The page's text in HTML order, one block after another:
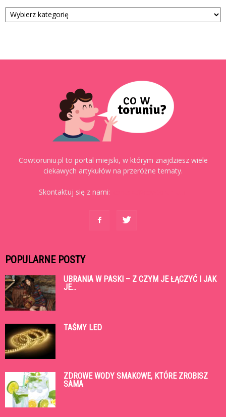
Kategorie
Cowtoruniu.pl to portal miejski, w którym znajdziesz wiele
ciekawych artykułów na przeróżne tematy.
Skontaktuj się z nami:
POPULARNE POSTY
UBRANIA W PASKI – Z CZYM JE ŁĄCZYĆ I JAK
JE...
TAŚMY LED
ZDROWE WODY SMAKOWE, KTÓRE ZROBISZ
SAMA